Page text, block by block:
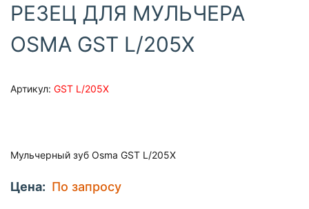
РЕЗЕЦ ДЛЯ МУЛЬЧЕРА
OSMA GST L/205X
Артикул: GST L/205X
Мульчерный зуб Osma GST L/205X
Цена: По запросу